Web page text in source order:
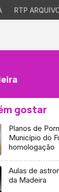
RTP
gostar
Planos de
Município do
homologação
Aulas de
da Madeira